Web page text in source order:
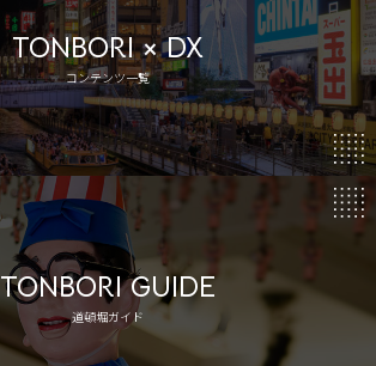
TONBORI × DX
コンテンツ一覧
TONBORI GUIDE
道頓堀ガイド